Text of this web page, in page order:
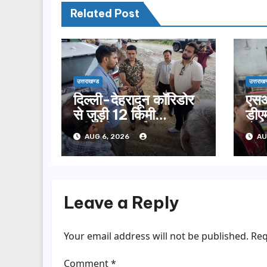
Related Post
उत्तराखण्ड
दिल्ली-देहरादून कॉरिडोर
से जुड़ी 12 किमी
ग्रीनफील्ड बाईपास का
डीएम ने किया निरीक्षण…
AUG 6, 2026
Leave a Reply
Your email address will not be published.
Comment*